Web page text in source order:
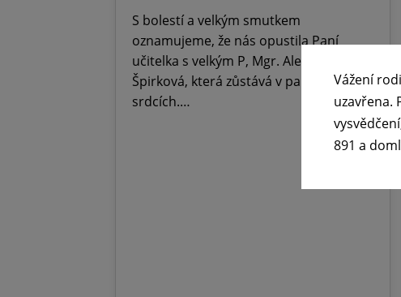
S bolestí a velkým smutkem
oznamujeme, že nás opustila Paní
učitelka s velkým P, Mgr. Alena
Špirková, která zůstává v paměti,
srdcích.…
Vážení
uzavřena.
891 a